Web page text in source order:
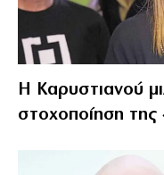
Η Καρυστιανού
στοχοποίηση της